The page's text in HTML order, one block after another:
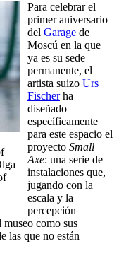
Para celebrar el
primer aniversario
del Garage de
Moscú en la que
ya es su sede
permanente, el
artista suizo Urs
Fischerha
diseñado
específicamente
para este espacio el
proyecto Small
Axe: una serie de
instalaciones que,
jugando con la
escala y la
percepción
como sus
las que no están